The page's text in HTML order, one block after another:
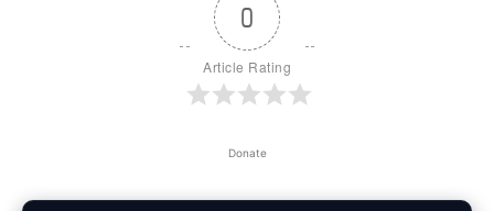
0
Article Rating
Donate